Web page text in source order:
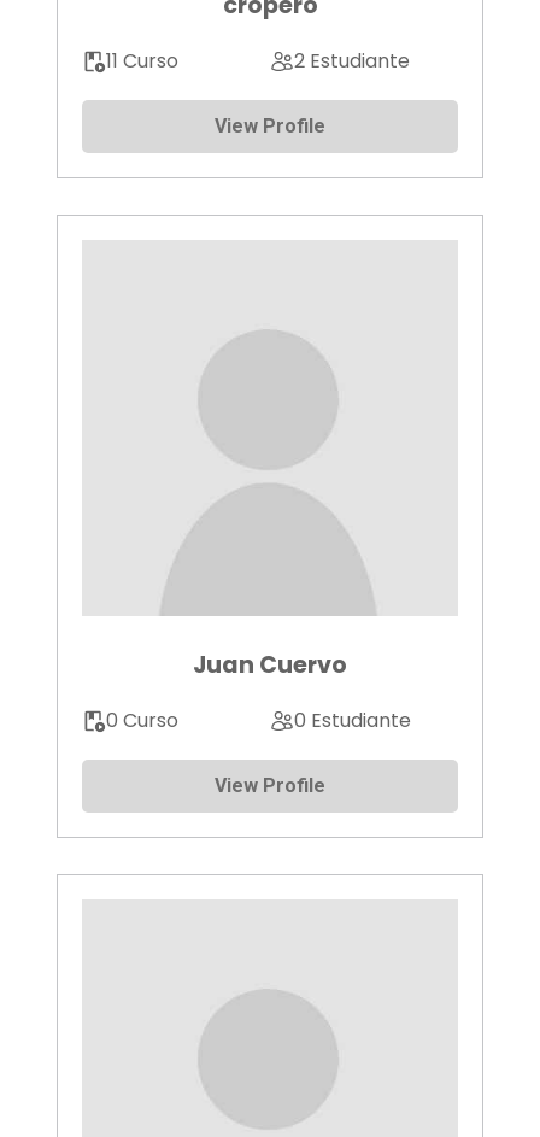
11 Curso 2 Estudiante
View Profile
Juan Cuervo
0 Curso 0 Estudiante
View Profile